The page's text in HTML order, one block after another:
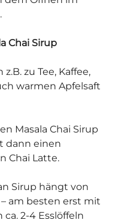
Chai Sirup
zu Tee, Kaffee,
warmen Apfelsaft
Masala Chai Sirup
dann einen
Chai Latte.
Sirup hängt von
am besten erst mit
2-4 Esslöffeln